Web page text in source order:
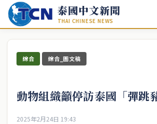
泰國中文新聞
THAI CHINESE NEWS
綜合 綜合_圖文稿
動物組織籲停訪泰國「彈跳
2025年2月24日 19:43